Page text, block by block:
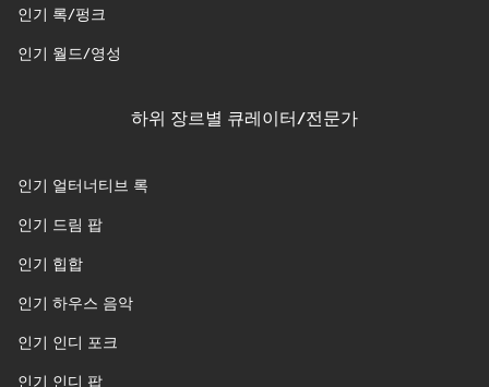
인기 록/펑크
인기 월드/영성
하위 장르별 큐레이터/전문가
인기 얼터너티브 록
인기 드림 팝
인기 힙합
인기 하우스 음악
인기 인디 포크
인기 인디 팝